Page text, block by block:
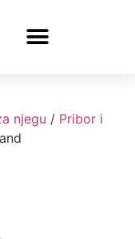
njegu / Pribor i